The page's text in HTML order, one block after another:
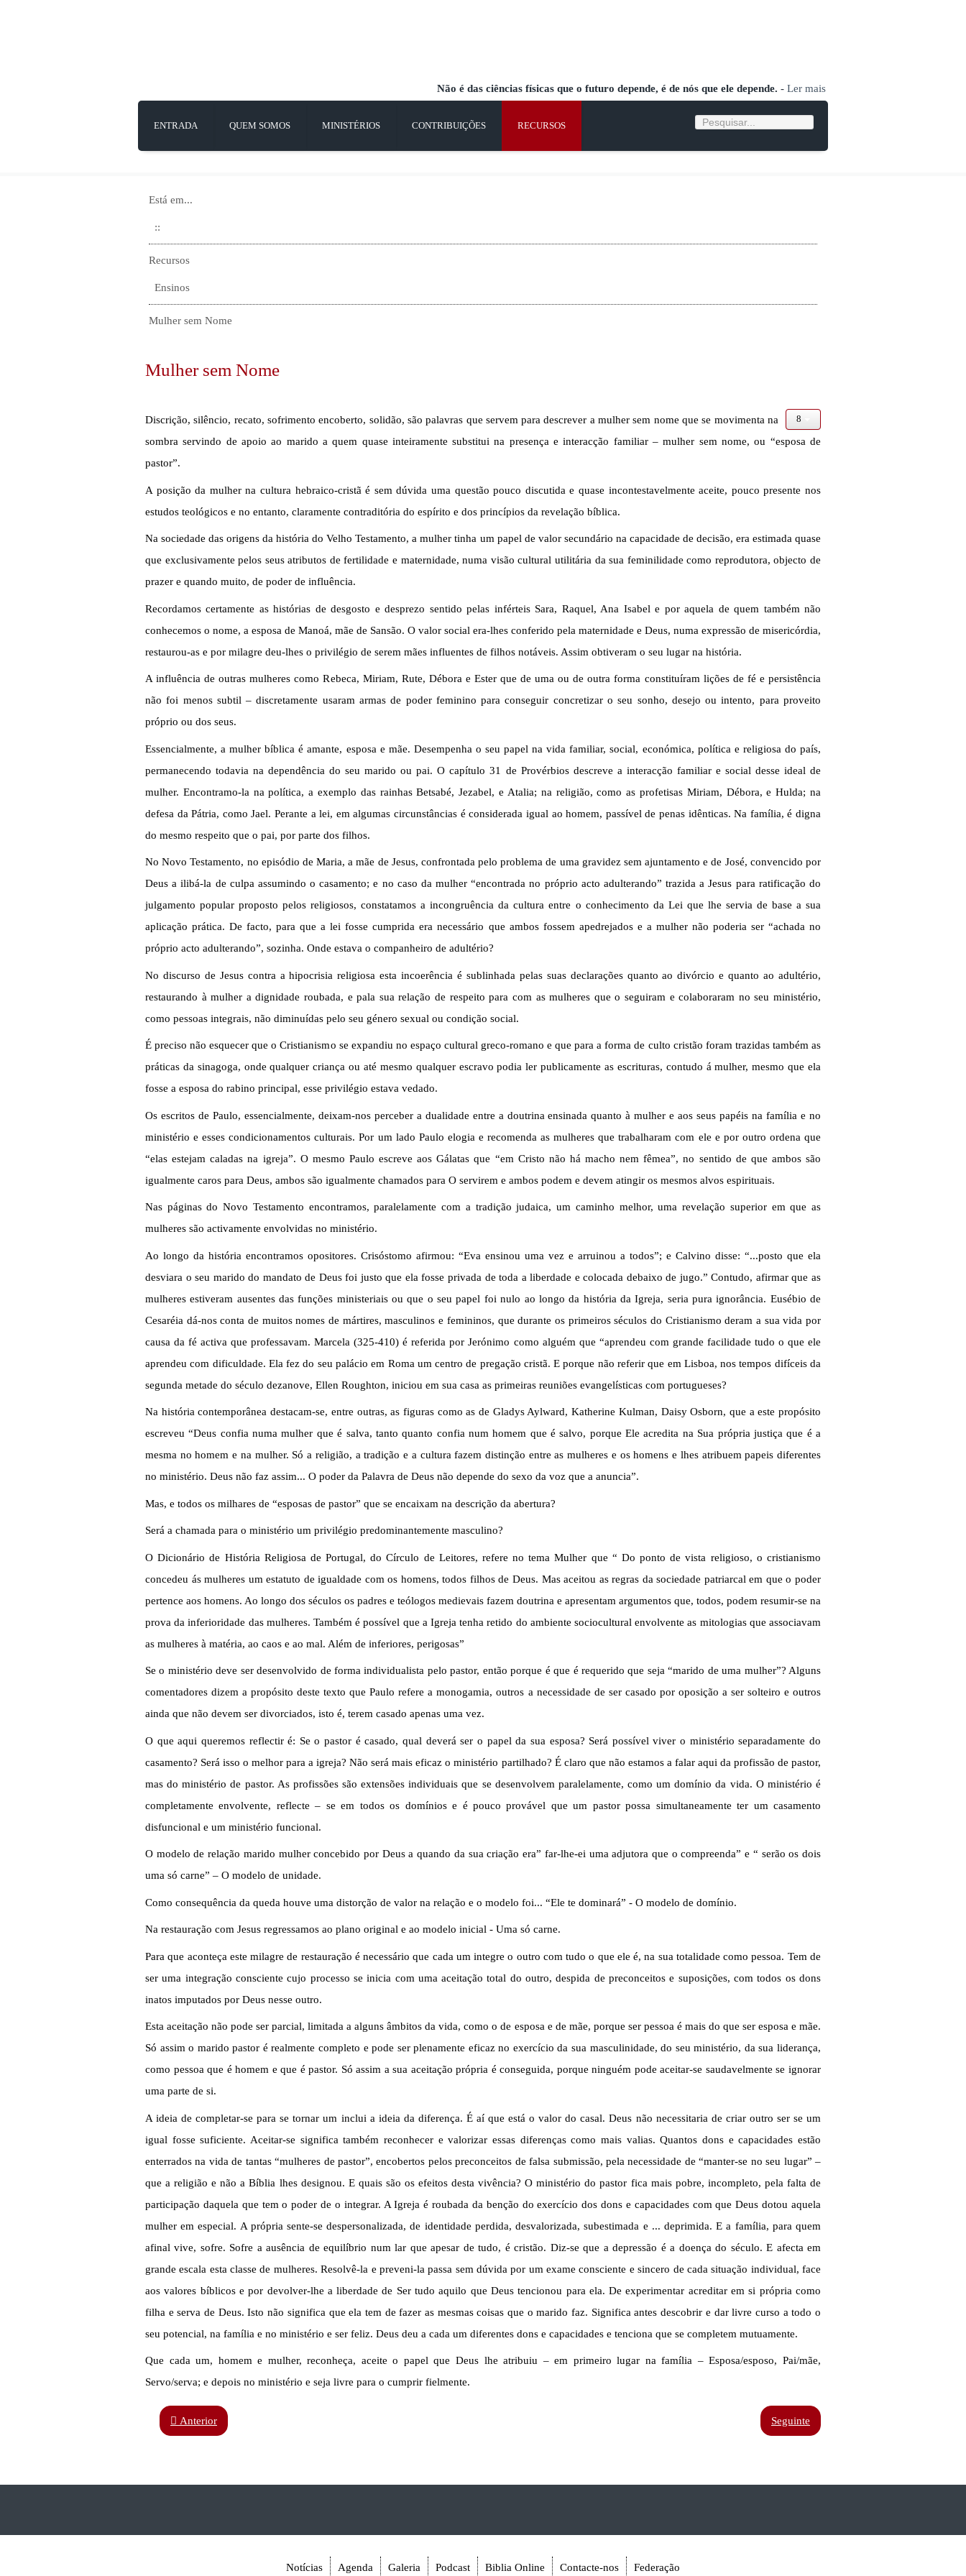
ENTRADA QUEM SOMOS MINISTÉRIOS CONTRIBUIÇÕES RECURSOS
Não é das ciências físicas que o futuro depende, é de nós que ele depende. - Ler mais
Pesquisar...
Está em...
::
Recursos
Ensinos
Mulher sem Nome
Mulher sem Nome
Discrição, silêncio, recato, sofrimento encoberto, solidão, são palavras que servem para descrever a mulher sem nome que se movimenta na
sombra servindo de apoio ao marido a quem quase inteiramente substitui na presença e interacção familiar – mulher sem nome, ou “esposa de
pastor”.
A posição da mulher na cultura hebraico-cristã é sem dúvida uma questão pouco discutida e quase incontestavelmente aceite, pouco presente nos
estudos teológicos e no entanto, claramente contraditória do espírito e dos princípios da revelação bíblica.
Na sociedade das origens da história do Velho Testamento, a mulher tinha um papel de valor secundário na capacidade de decisão, era estimada quase
que exclusivamente pelos seus atributos de fertilidade e maternidade, numa visão cultural utilitária da sua feminilidade como reprodutora, objecto de
prazer e quando muito, de poder de influência.
Recordamos certamente as histórias de desgosto e desprezo sentido pelas inférteis Sara, Raquel, Ana Isabel e por aquela de quem também não
conhecemos o nome, a esposa de Manoá, mãe de Sansão. O valor social era-lhes conferido pela maternidade e Deus, numa expressão de misericórdia,
restaurou-as e por milagre deu-lhes o privilégio de serem mães influentes de filhos notáveis. Assim obtiveram o seu lugar na história.
A influência de outras mulheres como Rebeca, Miriam, Rute, Débora e Ester que de uma ou de outra forma constituíram lições de fé e persistência
não foi menos subtil – discretamente usaram armas de poder feminino para conseguir concretizar o seu sonho, desejo ou intento, para proveito
próprio ou dos seus.
Essencialmente, a mulher bíblica é amante, esposa e mãe. Desempenha o seu papel na vida familiar, social, económica, política e religiosa do país,
permanecendo todavia na dependência do seu marido ou pai. O capítulo 31 de Provérbios descreve a interacção familiar e social desse ideal de
mulher. Encontramo-la na política, a exemplo das rainhas Betsabé, Jezabel, e Atalia; na religião, como as profetisas Miriam, Débora, e Hulda; na
defesa da Pátria, como Jael. Perante a lei, em algumas circunstâncias é considerada igual ao homem, passível de penas idênticas. Na família, é digna
do mesmo respeito que o pai, por parte dos filhos.
No Novo Testamento, no episódio de Maria, a mãe de Jesus, confrontada pelo problema de uma gravidez sem ajuntamento e de José, convencido por
Deus a ilibá-la de culpa assumindo o casamento; e no caso da mulher “encontrada no próprio acto adulterando” trazida a Jesus para ratificação do
julgamento popular proposto pelos religiosos, constatamos a incongruência da cultura entre o conhecimento da Lei que lhe servia de base a sua
aplicação prática. De facto, para que a lei fosse cumprida era necessário que ambos fossem apedrejados e a mulher não poderia ser “achada no
próprio acto adulterando”, sozinha. Onde estava o companheiro de adultério?
No discurso de Jesus contra a hipocrisia religiosa esta incoerência é sublinhada pelas suas declarações quanto ao divórcio e quanto ao adultério,
restaurando à mulher a dignidade roubada, e pala sua relação de respeito para com as mulheres que o seguiram e colaboraram no seu ministério,
como pessoas integrais, não diminuídas pelo seu género sexual ou condição social.
É preciso não esquecer que o Cristianismo se expandiu no espaço cultural greco-romano e que para a forma de culto cristão foram trazidas também as
práticas da sinagoga, onde qualquer criança ou até mesmo qualquer escravo podia ler publicamente as escrituras, contudo á mulher, mesmo que ela
fosse a esposa do rabino principal, esse privilégio estava vedado.
Os escritos de Paulo, essencialmente, deixam-nos perceber a dualidade entre a doutrina ensinada quanto à mulher e aos seus papéis na família e no
ministério e esses condicionamentos culturais. Por um lado Paulo elogia e recomenda as mulheres que trabalharam com ele e por outro ordena que
“elas estejam caladas na igreja”. O mesmo Paulo escreve aos Gálatas que “em Cristo não há macho nem fêmea”, no sentido de que ambos são
igualmente caros para Deus, ambos são igualmente chamados para O servirem e ambos podem e devem atingir os mesmos alvos espirituais.
Nas páginas do Novo Testamento encontramos, paralelamente com a tradição judaica, um caminho melhor, uma revelação superior em que as
mulheres são activamente envolvidas no ministério.
Ao longo da história encontramos opositores. Crisóstomo afirmou: “Eva ensinou uma vez e arruinou a todos”; e Calvino disse: “...posto que ela
desviara o seu marido do mandato de Deus foi justo que ela fosse privada de toda a liberdade e colocada debaixo de jugo.” Contudo, afirmar que as
mulheres estiveram ausentes das funções ministeriais ou que o seu papel foi nulo ao longo da história da Igreja, seria pura ignorância. Eusébio de
Cesaréia dá-nos conta de muitos nomes de mártires, masculinos e femininos, que durante os primeiros séculos do Cristianismo deram a sua vida por
causa da fé activa que professavam. Marcela (325-410) é referida por Jerónimo como alguém que “aprendeu com grande facilidade tudo o que ele
aprendeu com dificuldade. Ela fez do seu palácio em Roma um centro de pregação cristã. E porque não referir que em Lisboa, nos tempos difíceis da
segunda metade do século dezanove, Ellen Roughton, iniciou em sua casa as primeiras reuniões evangelísticas com portugueses?
Na história contemporânea destacam-se, entre outras, as figuras como as de Gladys Aylward, Katherine Kulman, Daisy Osborn, que a este propósito
escreveu “Deus confia numa mulher que é salva, tanto quanto confia num homem que é salvo, porque Ele acredita na Sua própria justiça que é a
mesma no homem e na mulher. Só a religião, a tradição e a cultura fazem distinção entre as mulheres e os homens e lhes atribuem papeis diferentes
no ministério. Deus não faz assim... O poder da Palavra de Deus não depende do sexo da voz que a anuncia”.
Mas, e todos os milhares de “esposas de pastor” que se encaixam na descrição da abertura?
Será a chamada para o ministério um privilégio predominantemente masculino?
O Dicionário de História Religiosa de Portugal, do Círculo de Leitores, refere no tema Mulher que “ Do ponto de vista religioso, o cristianismo
concedeu ás mulheres um estatuto de igualdade com os homens, todos filhos de Deus. Mas aceitou as regras da sociedade patriarcal em que o poder
pertence aos homens. Ao longo dos séculos os padres e teólogos medievais fazem doutrina e apresentam argumentos que, todos, podem resumir-se na
prova da inferioridade das mulheres. Também é possível que a Igreja tenha retido do ambiente sociocultural envolvente as mitologias que associavam
as mulheres à matéria, ao caos e ao mal. Além de inferiores, perigosas”
Se o ministério deve ser desenvolvido de forma individualista pelo pastor, então porque é que é requerido que seja “marido de uma mulher”? Alguns
comentadores dizem a propósito deste texto que Paulo refere a monogamia, outros a necessidade de ser casado por oposição a ser solteiro e outros
ainda que não devem ser divorciados, isto é, terem casado apenas uma vez.
O que aqui queremos reflectir é: Se o pastor é casado, qual deverá ser o papel da sua esposa? Será possível viver o ministério separadamente do
casamento? Será isso o melhor para a igreja? Não será mais eficaz o ministério partilhado? É claro que não estamos a falar aqui da profissão de pastor,
mas do ministério de pastor. As profissões são extensões individuais que se desenvolvem paralelamente, como um domínio da vida. O ministério é
completamente envolvente, reflecte – se em todos os domínios e é pouco provável que um pastor possa simultaneamente ter um casamento
disfuncional e um ministério funcional.
O modelo de relação marido mulher concebido por Deus a quando da sua criação era” far-lhe-ei uma adjutora que o compreenda” e “ serão os dois
uma só carne” – O modelo de unidade.
Como consequência da queda houve uma distorção de valor na relação e o modelo foi... “Ele te dominará” - O modelo de domínio.
Na restauração com Jesus regressamos ao plano original e ao modelo inicial - Uma só carne.
Para que aconteça este milagre de restauração é necessário que cada um integre o outro com tudo o que ele é, na sua totalidade como pessoa. Tem de
ser uma integração consciente cujo processo se inicia com uma aceitação total do outro, despida de preconceitos e suposições, com todos os dons
inatos imputados por Deus nesse outro.
Esta aceitação não pode ser parcial, limitada a alguns âmbitos da vida, como o de esposa e de mãe, porque ser pessoa é mais do que ser esposa e mãe.
Só assim o marido pastor é realmente completo e pode ser plenamente eficaz no exercício da sua masculinidade, do seu ministério, da sua liderança,
como pessoa que é homem e que é pastor. Só assim a sua aceitação própria é conseguida, porque ninguém pode aceitar-se saudavelmente se ignorar
uma parte de si.
A ideia de completar-se para se tornar um inclui a ideia da diferença. É aí que está o valor do casal. Deus não necessitaria de criar outro ser se um
igual fosse suficiente. Aceitar-se significa também reconhecer e valorizar essas diferenças como mais valias. Quantos dons e capacidades estão
enterrados na vida de tantas “mulheres de pastor”, encobertos pelos preconceitos de falsa submissão, pela necessidade de “manter-se no seu lugar” –
que a religião e não a Bíblia lhes designou. E quais são os efeitos desta vivência? O ministério do pastor fica mais pobre, incompleto, pela falta de
participação daquela que tem o poder de o integrar. A Igreja é roubada da benção do exercício dos dons e capacidades com que Deus dotou aquela
mulher em especial. A própria sente-se despersonalizada, de identidade perdida, desvalorizada, subestimada e ... deprimida. E a família, para quem
afinal vive, sofre. Sofre a ausência de equilíbrio num lar que apesar de tudo, é cristão. Diz-se que a depressão é a doença do século. E afecta em
grande escala esta classe de mulheres. Resolvê-la e preveni-la passa sem dúvida por um exame consciente e sincero de cada situação individual, face
aos valores bíblicos e por devolver-lhe a liberdade de Ser tudo aquilo que Deus tencionou para ela. De experimentar acreditar em si própria como
filha e serva de Deus. Isto não significa que ela tem de fazer as mesmas coisas que o marido faz. Significa antes descobrir e dar livre curso a todo o
seu potencial, na família e no ministério e ser feliz. Deus deu a cada um diferentes dons e capacidades e tenciona que se completem mutuamente.
Que cada um, homem e mulher, reconheça, aceite o papel que Deus lhe atribuiu – em primeiro lugar na família – Esposa/esposo, Pai/mãe,
Servo/serva; e depois no ministério e seja livre para o cumprir fielmente.
Anterior Seguinte
Notícias Agenda Galeria Podcast Biblia Online Contacte-nos Federação